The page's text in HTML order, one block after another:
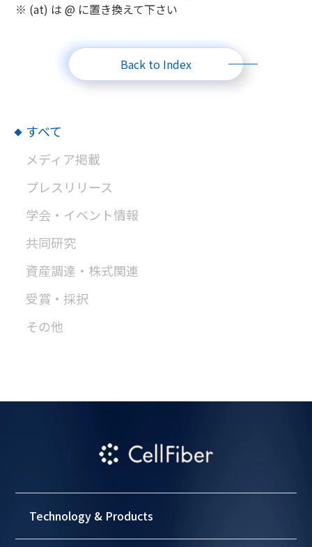
※ (at) は @ に置き換えて下さい
Back to Index
すべて
メディア掲載
プレスリリース
学会・イベント情報
共同研究
資産調達・株式関連
受賞・採択
その他
Technology & Products